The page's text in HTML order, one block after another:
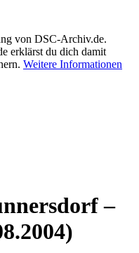
von DSC-Archiv.de.
erklärst du dich damit
Weitere Informationen
–